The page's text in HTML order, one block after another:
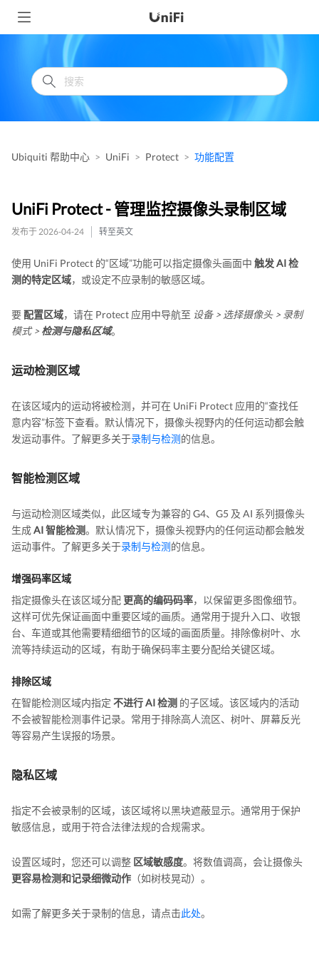
Ubiquiti 帮助中心 UniFi Protect 功能配置
UniFi Protect - 管理监控摄像头录制区域
发布于 2026-04-24 转至英文
使用 UniFi Protect 的“区域”功能可以指定摄像头画面中 触发 AI 检
测的特定区域，或设定不应录制的敏感区域。
要配置区域，请在 Protect 应用中导航至 设备 > 选择摄像头 > 录制
模式 >检测与隐私区域。
运动检测区域
在该区域内的运动将被检测，并可在 UniFi Protect 应用的“查找任
意内容”标签下查看。默认情况下，摄像头视野内的任何运动都会触
发运动事件。了解更多关于录制与检测的信息。
智能检测区域
与运动检测区域类似，此区域专为兼容的 G4、G5 及 AI 系列摄像头
生成AI 智能检测。默认情况下，摄像头视野内的任何运动都会触发
运动事件。了解更多关于录制与检测的信息。
增强码率区域
指定摄像头在该区域分配 更高的编码码率，以保留更多图像细节。
这样可优先保证画面中重要区域的画质。通常用于提升入口、收银
台、车道或其他需要精细细节的区域的画面质量。排除像树叶、水
流等持续运动的区域，有助于确保码率主要分配给关键区域。
排除区域
在智能检测区域内指定 不进行 AI 检测 的子区域。该区域内的活动
不会被智能检测事件记录。常用于排除高人流区、树叶、屏幕反光
等容易产生误报的场景。
隐私区域
指定不会被录制的区域，该区域将以黑块遮蔽显示。通常用于保护
敏感信息，或用于符合法律法规的合规需求。
设置区域时，您还可以调整 区域敏感度。将数值调高，会让摄像头
更容易检测和记录细微动作 （如树枝晃动）。
如需了解更多关于录制的信息，请点击此处。